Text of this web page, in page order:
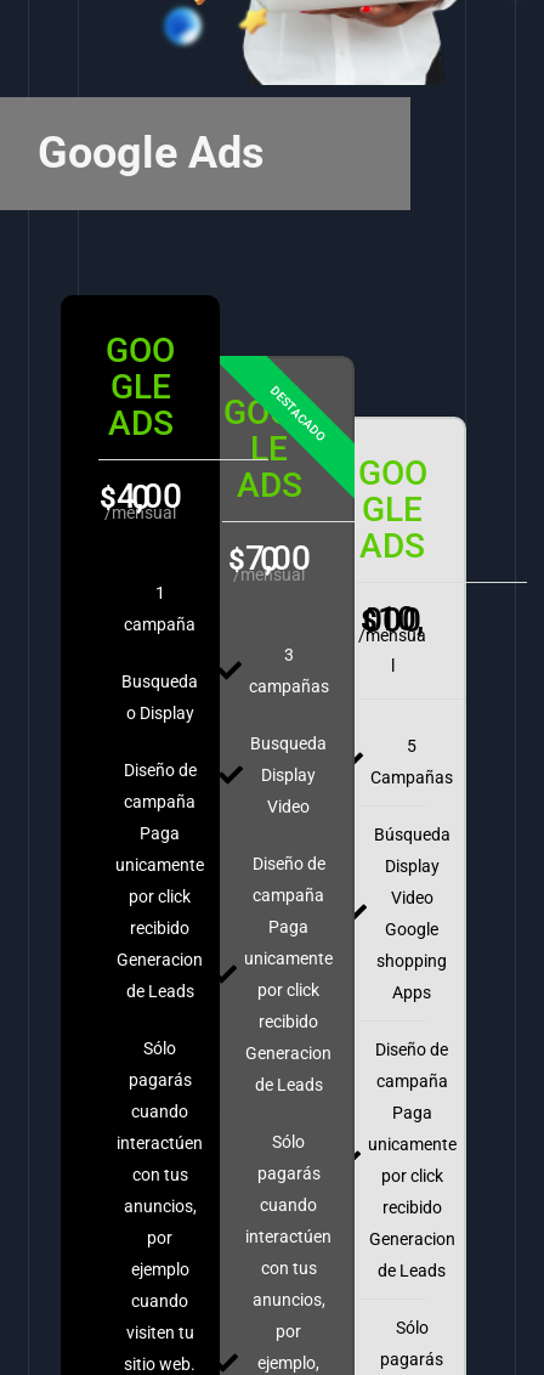
Google Ads
GOO
GLE
ADS
$ 4,000
/mensual
1
campaña
Busqueda
o Display
Diseño de
campaña
Paga
unicamente
por click
recibido
Generacion
de Leads
Sólo
pagarás
cuando
interactúen
con tus
anuncios,
por
ejemplo
cuando
visiten tu
sitio web.
GOOG
LE
ADS
$ 7,000
/mensual
3
campañas
Busqueda
Display
Video
Diseño de
campaña
Paga
unicamente
por click
recibido
Generacion
de Leads
Sólo
pagarás
cuando
interactúen
con tus
anuncios,
por
ejemplo,
GOO
GLE
ADS
$
10,000
/mensua
5
Campañas
Búsqueda
Display
Video
Google
shopping
Apps
Diseño de
campaña
Paga
unicamente
por click
recibido
Generacion
de Leads
Sólo
pagarás